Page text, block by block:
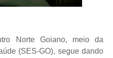
Norte Goiano, meio da
(SES-GO), segue dando